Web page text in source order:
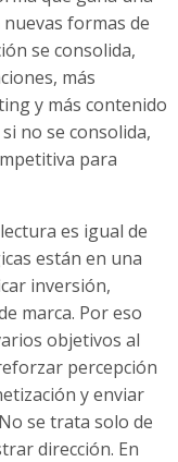
formas de
se consolida,
más
y más contenido
no se consolida,
para
es igual de
están en una
inversión,
marca. Por eso
objetivos al
percepción
y enviar
se trata solo de
dirección. En